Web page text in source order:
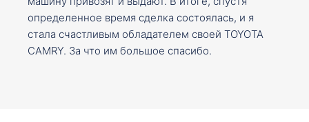
определенное время сделка состоялась, и я
стала счастливым обладателем своей TOYOTA
CAMRY. За что им большое спасибо.